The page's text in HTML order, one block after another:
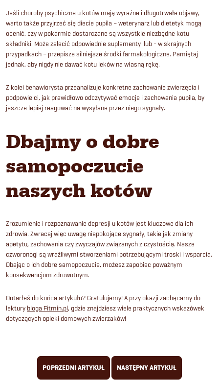
Jeśli choroby psychiczne u kotów mają wyraźne i długotrwałe objawy,
warto także przyjrzeć się diecie pupila – weterynarz lub dietetyk mogą
ocenić, czy w pokarmie dostarczane są wszystkie niezbędne kotu
składniki. Może zalecić odpowiednie suplementy lub - w skrajnych
przypadkach – przepisze silniejsze środki farmakologiczne. Pamiętaj
jednak, aby nigdy nie dawać kotu leków na własną rękę.
Z kolei behawiorysta przeanalizuje konkretne zachowanie zwierzęcia i
podpowie ci, jak prawidłowo odczytywać emocje i zachowania pupila, by
jeszcze lepiej reagować na wysyłane przez niego sygnały.
Dbajmy o dobre
samopoczucie
naszych kotów
Zrozumienie i rozpoznawanie depresji u kotów jest kluczowe dla ich
zdrowia. Zwracaj więc uwagę niepokojące sygnały, takie jak zmiany
apetytu, zachowania czy zwyczajów związanych z czystością. Nasze
czworonogi są wrażliwymi stworzeniami potrzebującymi troski i wsparcia.
Dbając o ich dobre samopoczucie, możesz zapobiec poważnym
konsekwencjom zdrowotnym.
Dotarłeś do końca artykułu? Gratulujemy! A przy okazji zachęcamy do
lektury bloga Fitmin.pl, gdzie znajdziesz wiele praktycznych wskazówek
dotyczących opieki domowych zwierzaków!
POPRZEDNI ARTYKUŁ NASTĘPNY ARTYKUŁ